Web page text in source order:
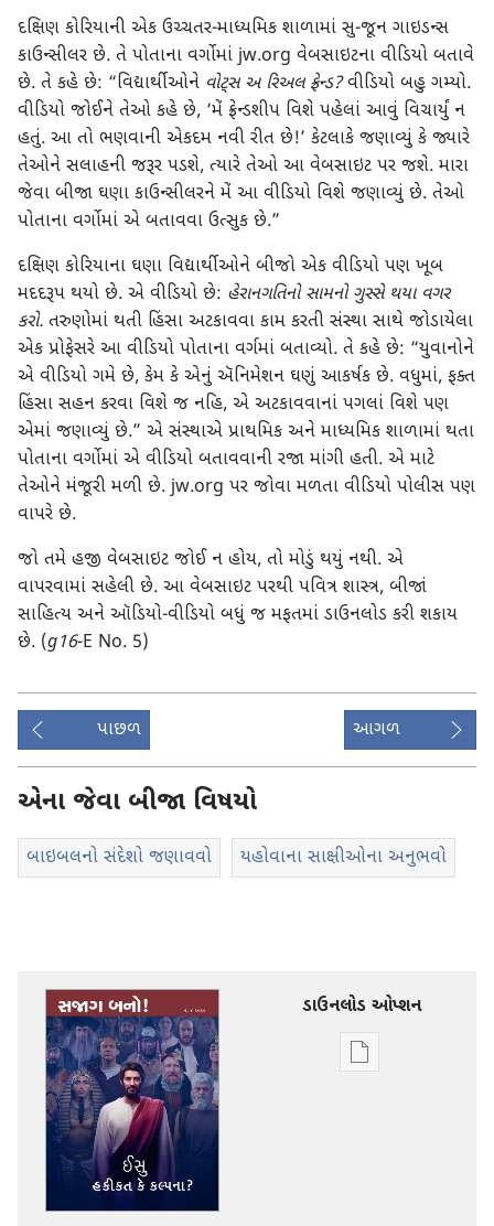
દક્ષિણ કોરિયાની એક ઉચ્ચતર-માધ્યમિક શાળામાં સુ-જૂન ગાઇડન્સ
કાઉન્સીલર છે. તે પોતાના વર્ગોમાં jw.org વેબસાઇટના વીડિયો બતાવે
છે. તે કહે છે: “વિદ્યાર્થીઓને વોટ્‌સ અ રિઅલ ફ્રેન્ડ?વીડિયો બહુ ગમ્યો.
વીડિયો જોઈને તેઓ કહે છે, ‘મેં ફ્રેન્ડશીપ વિશે પહેલાં આવું વિચાર્યું ન
હતું. આ તો ભણવાની એકદમ નવી રીત છે!’ કેટલાકે જણાવ્યું કે જ્યારે
તેઓને સલાહની જરૂર પડશે, ત્યારે તેઓ આ વેબસાઇટ પર જશે. મારા
જેવા બીજા ઘણા કાઉન્સીલરને મેં આ વીડિયો વિશે જણાવ્યું છે. તેઓ
પોતાના વર્ગોમાં એ બતાવવા ઉત્સુક છે.”
દક્ષિણ કોરિયાના ઘણા વિદ્યાર્થીઓને બીજો એક વીડિયો પણ ખૂબ
મદદરૂપ થયો છે. એ વીડિયો છે: હેરાનગતિનો સામનો ગુસ્સે થયા વગર
કરો. તરુણોમાં થતી હિંસા અટકાવવા કામ કરતી સંસ્થા સાથે જોડાયેલા
એક પ્રોફેસરે આ વીડિયો પોતાના વર્ગમાં બતાવ્યો. તે કહે છે: “યુવાનોને
એ વીડિયો ગમે છે, કેમ કે એનું ઍનિમેશન ઘણું આકર્ષક છે. વધુમાં, ફક્ત
હિંસા સહન કરવા વિશે જ નહિ, એ અટકાવવાનાં પગલાં વિશે પણ
એમાં જણાવ્યું છે.” એ સંસ્થાએ પ્રાથમિક અને માધ્યમિક શાળામાં થતા
પોતાના વર્ગોમાં એ વીડિયો બતાવવાની રજા માંગી હતી. એ માટે
તેઓને મંજૂરી મળી છે. jw.org પર જોવા મળતા વીડિયો પોલીસ પણ
વાપરે છે.
જો તમે હજી વેબસાઇટ જોઈ ન હોય, તો મોડું થયું નથી. એ
વાપરવામાં સહેલી છે. આ વેબસાઇટ પરથી પવિત્ર શાસ્ત્ર, બીજાં
સાહિત્ય અને ઑડિયો-વીડિયો બધું જ મફતમાં ડાઉનલોડ કરી શકાય
છે. (g16-E No. 5)
પાછળ આગળ
એના જેવા બીજા વિષયો
બાઇબલનો સંદેશો જણાવવો યહોવાના સાક્ષીઓના અનુભવો
ડાઉનલોડ ઓપ્શન
ડિજિટલ